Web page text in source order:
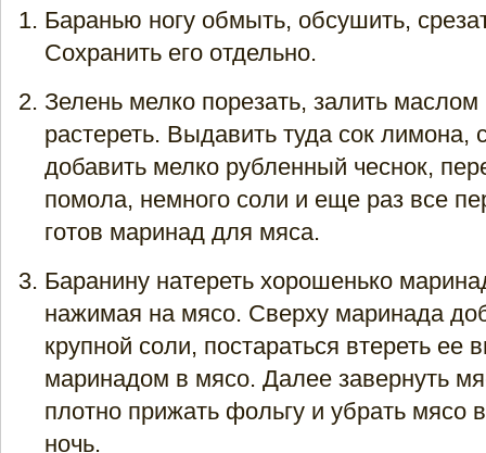
Баранью ногу обмыть, обсушить,
Сохранить его отдельно.
Зелень мелко порезать, залить маслом
растереть. Выдавить туда сок лимона,
добавить мелко рубленный чеснок,
помола, немного соли и еще раз все
готов маринад для мяса.
Баранину натереть хорошенько
нажимая на мясо. Сверху маринада
крупной соли, постараться втереть ее
маринадом в мясо. Далее завернуть
плотно прижать фольгу и убрать мясо
ночь.